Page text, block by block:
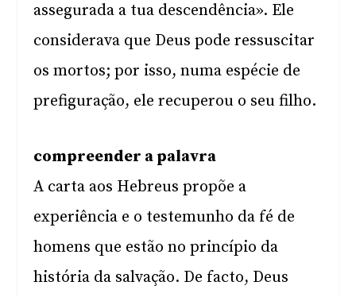
assegurada a tua descendência». Ele
considerava que Deus pode ressuscitar
os mortos; por isso, numa espécie de
prefiguração, ele recuperou o seu filho.
compreender a palavra
A carta aos Hebreus propõe a
experiência e o testemunho da fé de
homens que estão no princípio da
história da salvação. De facto, Deus